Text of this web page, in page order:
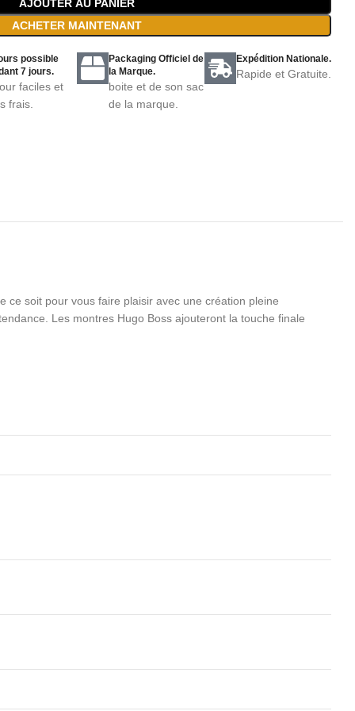
AJOUTER AU PANIER
ACHETER MAINTENANT
possible
7 jours.
faciles et
frais.
Packaging Officiel de
la Marque.
boite et de son sac
de la marque.
Expédition Nationale.
Rapide et Gratuite.
ce soit pour vous faire plaisir avec une création pleine
Les montres Hugo Boss ajouteront la touche finale